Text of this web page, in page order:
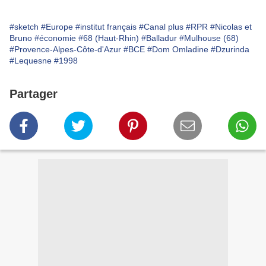
#sketch #Europe #institut français #Canal plus #RPR #Nicolas et
Bruno #économie #68 (Haut-Rhin) #Balladur #Mulhouse (68)
#Provence-Alpes-Côte-d'Azur #BCE #Dom Omladine #Dzurinda
#Lequesne #1998
Partager